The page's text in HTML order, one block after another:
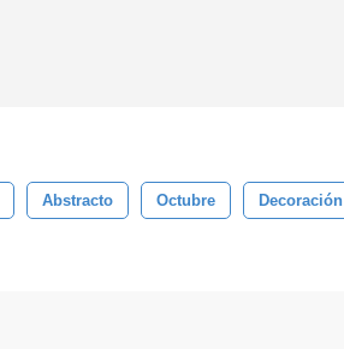
Abstracto Octubre Decoración